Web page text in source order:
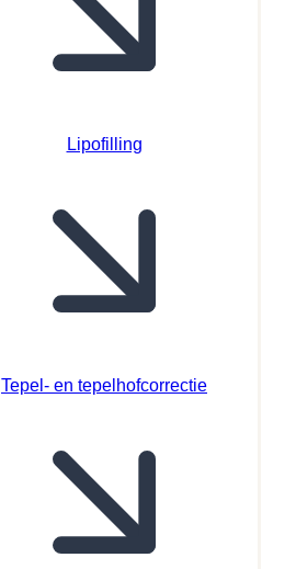
Lipofilling
Tepel- en tepelhofcorrectie